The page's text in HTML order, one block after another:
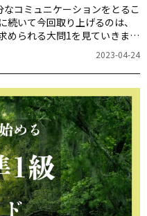
コミュニケーションをとるこ
いて今回取り上げるのは、
められる大問1を見ていきま
2023-04-24